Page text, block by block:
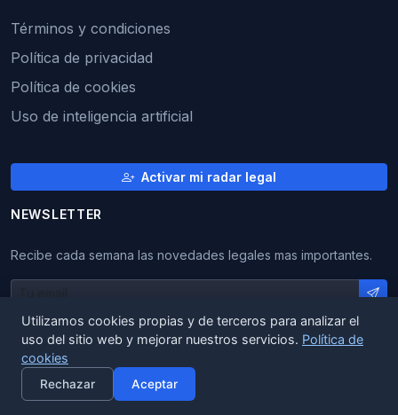
Activar alertas
Términos y condiciones
Política de privacidad
Política de cookies
Uso de inteligencia artificial
Activar mi radar legal
NEWSLETTER
Recibe cada semana las novedades legales mas importantes.
info@cambioslegales.es
Utilizamos cookies propias y de terceros para analizar el
uso del sitio web y mejorar nuestros servicios. Política de
cookies
Rechazar Aceptar